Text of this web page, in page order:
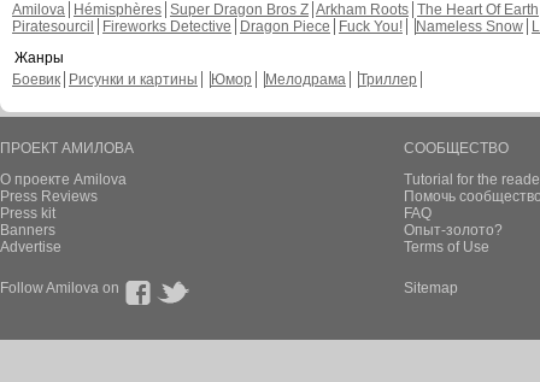
Amilova
Hémisphères Super Dragon Bros Z Arkham Roots The Heart Of Earth
Piratesourcil
Fireworks Detective Dragon Piece Fuck You! Nameless Snow
Жанры
Боевик
Рисунки и картины Юмор Мелодрама Триллер
ПРОЕКТ АМИЛОВА
О проекте Amilova
Press Reviews
Press kit
Banners
Advertise
СООБЩЕСТВО
Tutorial for the
Помочь
FAQ
Опыт-золото?
Terms of Use
Follow Amilova on Sitemap